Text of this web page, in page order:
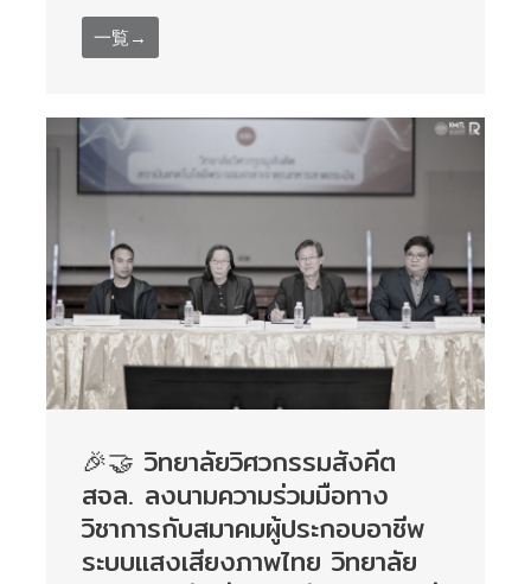
一覧→
🎉🤝 วิทยาลัยวิศวกรรมสังคีต
สจล. ลงนามความร่วมมือทาง
วิชาการกับสมาคมผู้ประกอบอาชีพ
ระบบแสงเสียงภาพไทย วิทยาลัย